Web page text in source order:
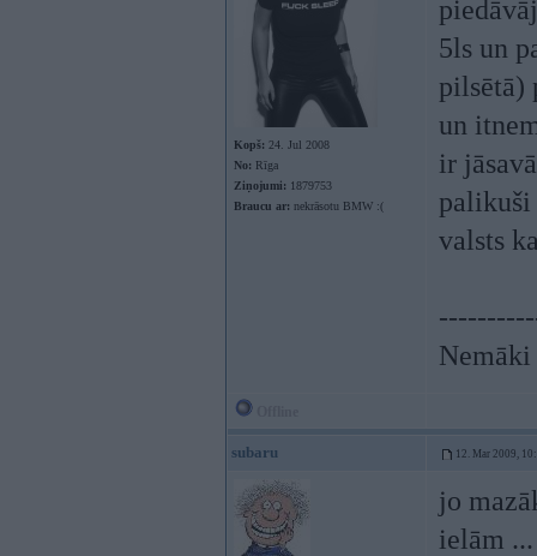
Kopš: 24. Jul 2008
No: Rīga
Ziņojumi: 1879753
Braucu ar: nekrāsotu BMW :(
5ls un
pilsētā)
un
ir
palikuši
valsts
subaru 12. Mar 2009,
jo
ielām ...